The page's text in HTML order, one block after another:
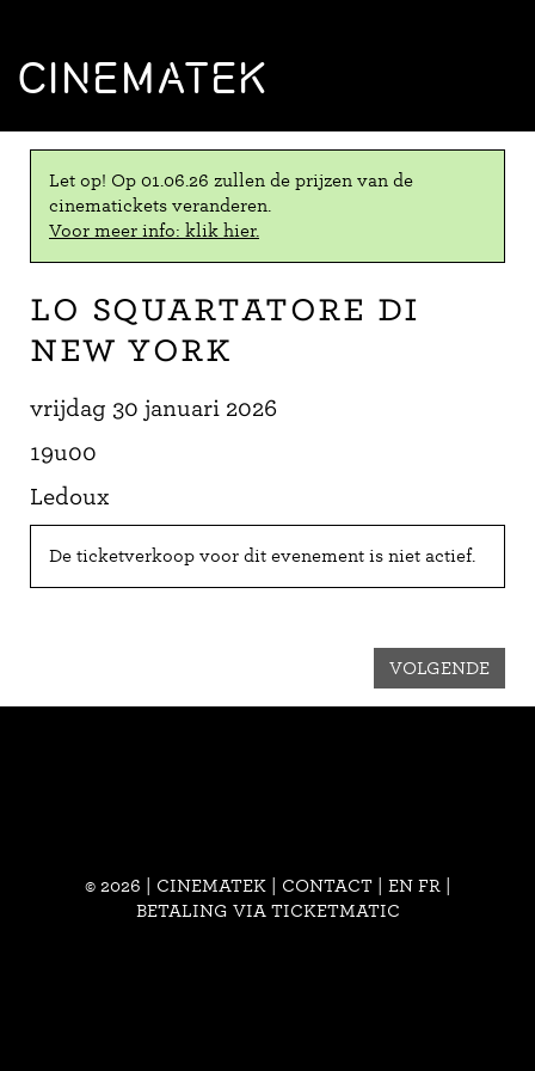
CINEMATEK
Let op! Op 01.06.26 zullen de prijzen van de
cinematickets veranderen.
Voor meer info: klik hier.
Lo squartatore di
New York
vrijdag 30 januari 2026
19u00
Ledoux
De ticketverkoop voor dit evenement is niet actief.
VOLGENDE
© 2026 | CINEMATEK | CONTACT| EN FR
BETALING VIA TICKETMATIC